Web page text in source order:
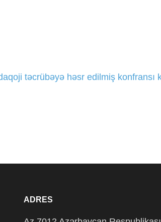
təcrübəyə həsr edilmiş konfransı
ADRES